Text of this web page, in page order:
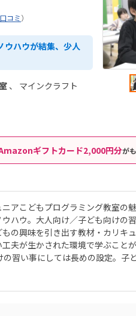
コミ）
ウハウが結集、少人
マインクラフト
ギフトカード2,000円分が
アこどもプログラミング教室の
ハウ。大人向け／子ども向けの
の興味を引き出す教材・カリキ
夫が生かされた環境で学ぶこと
習い事にしては長めの設定。子
アンドエラー）を繰り返せるよう
全5年構成で、で、初心者や女の
ル「Scratch（スクラッチ）」